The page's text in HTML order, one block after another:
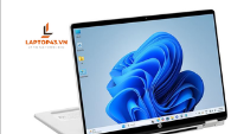
Sinh viên và khách hàng ở xa
cùng cơ hội nhậnVoucher
giảm đến 500.000đ.